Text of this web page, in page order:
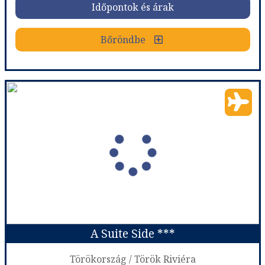
Bőröndbe
Időpontok és árak
Bőröndbe
A Hotel Side ***
Város: Side
Utazás módja: Repülővel
Ellátás:leírás szerint
Szálláskategória:
Standard Room
Időpont: 2026-08-10 | 7 éj
A Suite Side ***
Törökország / Török Riviéra